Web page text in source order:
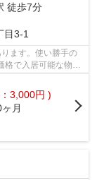
徒歩7分
目3-1
ます。使い勝手の
格で入居可能な物件
3,000円 )
月